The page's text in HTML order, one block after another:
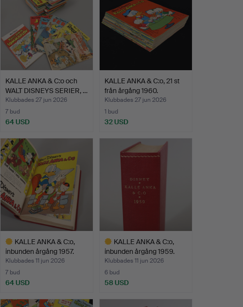
KALLE ANKA & C:o och
WALT DISNEYS SERIER, …
Klubbades 27 jun 2026
7 bud
64 USD
KALLE ANKA & C:o, 21 st
från årgång 1960.
Klubbades 27 jun 2026
1 bud
32 USD
KALLE ANKA & C:o,
inbunden årgång 1957.
Klubbades 11 jun 2026
7 bud
64 USD
KALLE ANKA & C:o,
inbunden årgång 1959.
Klubbades 11 jun 2026
6 bud
58 USD